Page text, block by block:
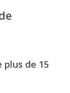
plus de 15